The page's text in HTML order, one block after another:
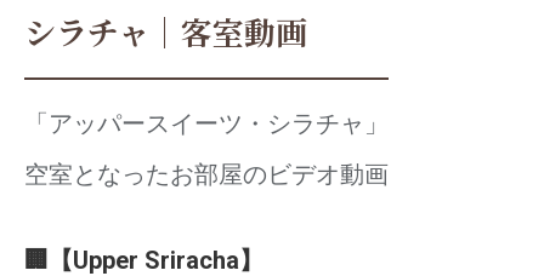
シラチャ｜客室動画
「アッパースイーツ・シラチャ」
空室となったお部屋のビデオ動画
🏢【Upper Sriracha】